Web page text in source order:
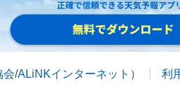
会/ALiNKインターネット ） 利